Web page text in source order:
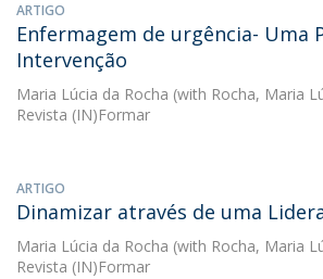
ARTIGO
Enfermagem de urgência- Uma
Intervenção
Maria Lúcia da Rocha (with Rocha, Maria
Revista (IN)Formar
ARTIGO
Dinamizar através de uma
Maria Lúcia da Rocha (with Rocha, Maria
Revista (IN)Formar